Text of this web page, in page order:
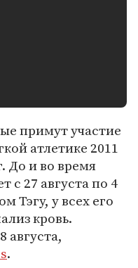
примут участие
атлетике 2011
До и во время
с 27 августа по 4
Тэгу, у всех его
кровь.
августа,
.